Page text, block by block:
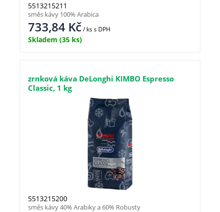
5513215211
733,84 Kč/ kss DPH
Skladem (35 ks)
směs kávy 100% Arabica
zrnková káva DeLonghi KIMBO Espresso
Classic, 1 kg
5513215200
směs kávy 40% Arabiky a 60% Robusty